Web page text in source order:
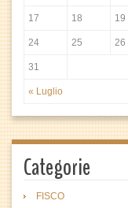
« Luglio
17 18 19
24 25 26
31
Categorie
FISCO